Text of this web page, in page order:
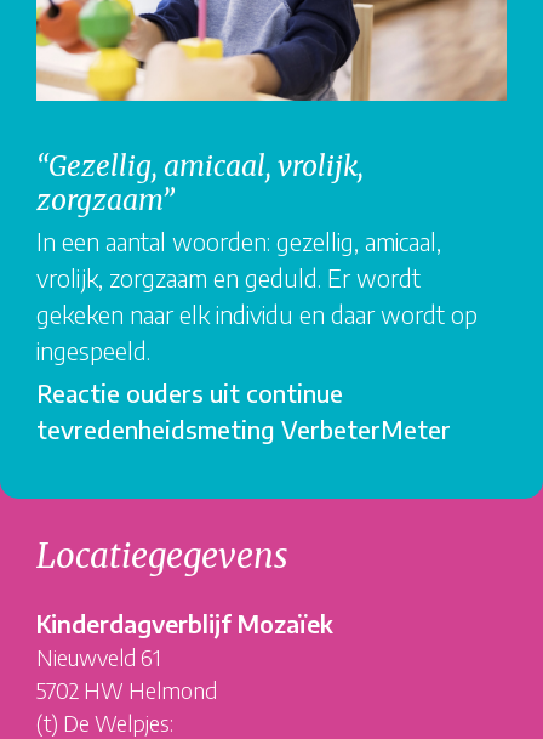
“Gezellig, amicaal, vrolijk,
zorgzaam”
In een aantal woorden: gezellig, amicaal,
vrolijk, zorgzaam en geduld. Er wordt
gekeken naar elk individu en daar wordt op
ingespeeld.
Reactie ouders uit continue
tevredenheidsmeting VerbeterMeter
Locatiegegevens
Kinderdagverblijf Mozaïek
Nieuwveld 61
5702 HW Helmond
(t) De Welpjes: